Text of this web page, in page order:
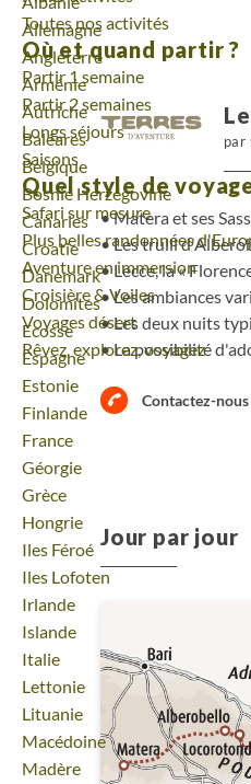
Voyage
Allemagne
Voyage
Angleterre
Voyage
Arménie
Voyage
Autriche
Voyage
Baléares
Voyage
Belgique
Voyage
Bosnie Herzégovine
Voyage
Canaries
Voyage
Croatie
Voyage
Danemark
Voyage
Dolomites
Voyage
Ecosse
Voyage
Espagne
Voyage
Estonie
Voyage
Finlande
Voyage
France
Voyage
Géorgie
Voyage
Grèce
Voyage
Hongrie
Voyage
Iles Féroé
Voyage
Iles Lofoten
Voyage
Irlande
Voyage
Islande
Voyage
Italie
Voyage
Lettonie
Voyage
Lituanie
Voyage
Macédoine
Voyage
Madère
Toutes nos activités
Où et quand partir ?
Partir 1 semaine
Partir 2 semaines
Longs séjours
Saisons
Quel style de
Safari sur mesure
Plus belles randonnées
Aventure en immersion
Croisière & Voiles
Voyages désert
Rêvez, explorez, voyagez
Un séjour à vélo
entre histoire,
par
Matera et ses
Les trulli
Lecce, la «
Les ambiances
Les deux nuits
La possibilité
Contactez-nous
Jour par jour